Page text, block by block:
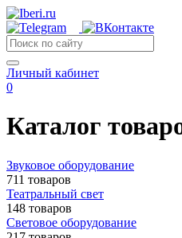
Личный кабинет
0
Каталог
Звуковое оборудование
711 товаров
Театральный свет
148 товаров
Световое оборудование